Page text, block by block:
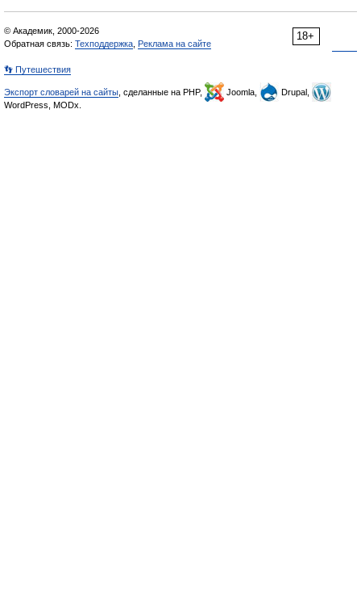
18+
© Академик, 2000-2026
Обратная связь: Техподдержка Реклама на сайте
👣 Путешествия
Экспорт словарей на сайты , сделанные на PHP, Joomla,
Drupal,
WordPress, MODx.